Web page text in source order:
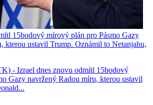
15bodový mírový plán pro Pásmo Gazy
kterou ustavil Trump. Oznámil to Netanjahu,
- Izrael dnes znovu odmítl 15bodový
Gazy navržený Radou míru, kterou ustavil